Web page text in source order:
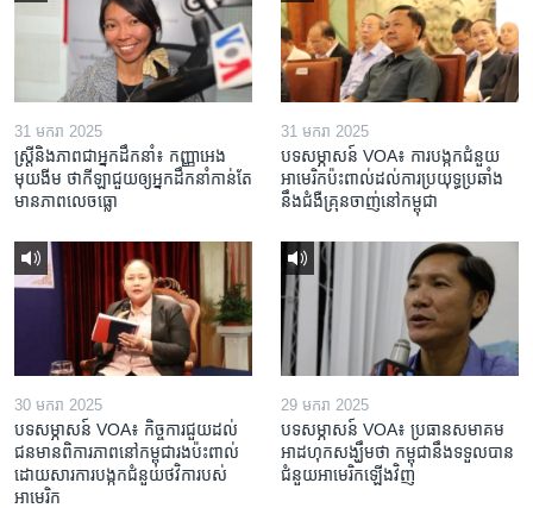
31 មករា 2025
ស្រ្តី​និង​ភាព​ជា​អ្នក​ដឹកនាំ៖ កញ្ញា​អេង
មុយងីម ថា​កីឡា​ជួយឲ្យ​អ្នកដឹកនាំ​កាន់តែ​
មាន​ភាព​លេចធ្លោ
31 មករា 2025
បទសម្ភាសន៍ VOA៖ ការបង្កក​ជំនួយ​
អាមេរិក​ប៉ះពាល់ដល់​ការប្រយុទ្ធ​ប្រឆាំង​
នឹង​ជំងឺ​គ្រុនចាញ់​នៅ​កម្ពុជា
30 មករា 2025
បទសម្ភាសន៍ VOA៖ កិច្ចការ​ជួយ​ដល់​
ជន​មាន​ពិការភាព​នៅកម្ពុជា​រង​ប៉ះពាល់​
ដោយសារ​ការ​បង្កក​ជំនួយ​ថវិកា​របស់​
អាមេរិក
29 មករា 2025
បទសម្ភាសន៍ VOA៖ ប្រធាន​សមាគម​
អាដហុក​សង្ឃឹម​ថា កម្ពុជា​នឹង​ទទួល​បាន​
ជំនួយ​អាមេរិក​ឡើងវិញ